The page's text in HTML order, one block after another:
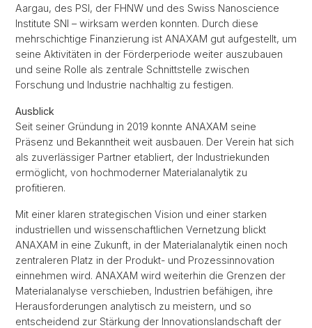
Aargau, des PSI, der FHNW und des Swiss Nanoscience
Institute SNI – wirksam werden konnten. Durch diese
mehrschichtige Finanzierung ist ANAXAM gut aufgestellt, um
seine Aktivitäten in der Förderperiode weiter auszubauen
und seine Rolle als zentrale Schnittstelle zwischen
Forschung und Industrie nachhaltig zu festigen.
Ausblick
Seit seiner Gründung in 2019 konnte ANAXAM seine
Präsenz und Bekanntheit weit ausbauen. Der Verein hat sich
als zuverlässiger Partner etabliert, der Industriekunden
ermöglicht, von hochmoderner Materialanalytik zu
profitieren.
Mit einer klaren strategischen Vision und einer starken
industriellen und wissenschaftlichen Vernetzung blickt
ANAXAM in eine Zukunft, in der Materialanalytik einen noch
zentraleren Platz in der Produkt- und Prozessinnovation
einnehmen wird. ANAXAM wird weiterhin die Grenzen der
Materialanalyse verschieben, Industrien befähigen, ihre
Herausforderungen analytisch zu meistern, und so
entscheidend zur Stärkung der Innovationslandschaft der